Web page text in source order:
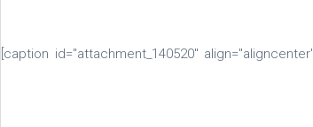
[caption id="attachment_140520"